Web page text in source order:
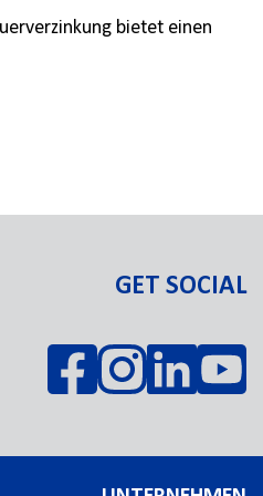
bietet einen
GET SOCIAL